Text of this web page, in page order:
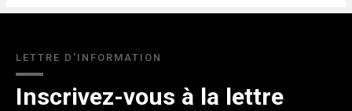
LETTRE D'INFORMATION
Inscrivez-vous à la lettre